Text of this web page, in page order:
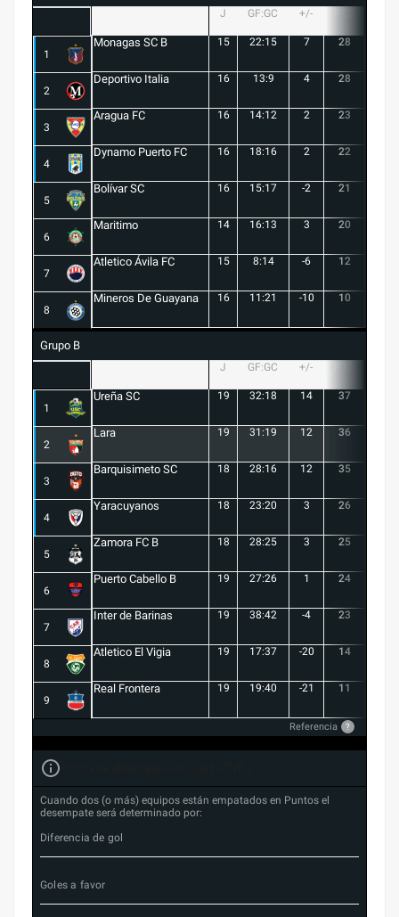
J GF:GC +/-
1
Monagas SC B 15 22:15 7 28
2
Deportivo Italia 16 13:9 4 28
3
Aragua FC 16 14:12 2 23
4
Dynamo Puerto FC 16 18:16 2 22
5
Bolívar SC 16 15:17 -2 21
6
Maritimo 14 16:13 3 20
7
Atletico Ávila FC 15 8:14 -6 12
8
Mineros De Guayana 16 11:21 -10 10
Grupo B
J GF:GC +/-
1
Ureña SC 19 32:18 14 37
2
Lara 19 31:19 12 36
3
Barquisimeto SC 18 28:16 12 35
4
Yaracuyanos 18 23:20 3 26
5
Zamora FC B 18 28:25 3 25
6
Puerto Cabello B 19 27:26 1 24
7
Inter de Barinas 19 38:42 -4 23
8
Atletico El Vigia 19 17:37 -20 14
9
Real Frontera 19 19:40 -21 11
Referencia ?
Cuando dos (o más) equipos están empatados en Puntos el
desempate será determinado por:
Diferencia de gol
Goles a favor